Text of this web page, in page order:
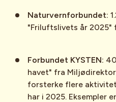
Naturvernforbundet:
"Friluftslivets år
Forbundet KYSTEN:
havet" fra
forsterke flere
har i 2025. Eksempler